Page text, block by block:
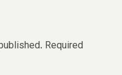
Required